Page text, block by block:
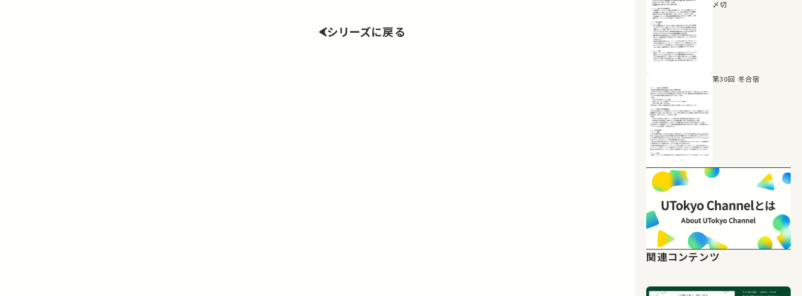
シリーズに戻る
〆切
第30回 冬合宿
関連コンテンツ